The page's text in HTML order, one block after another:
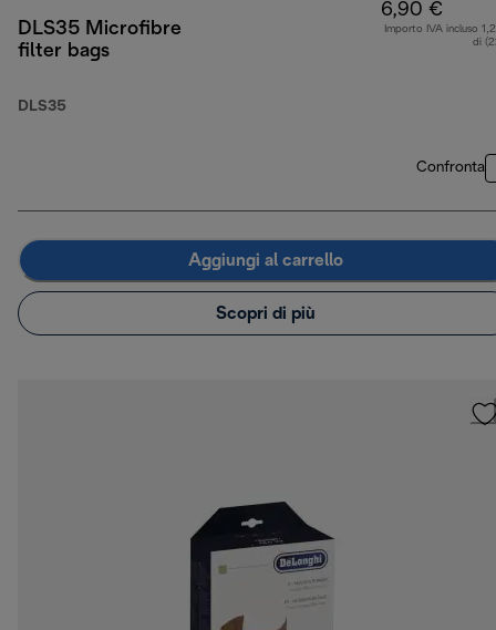
DLS35 Microfibre
filter bags
DLS35
6,90 €
Importo IVA incluso
di
Confronta
Aggiungi al carrello
Scopri di più